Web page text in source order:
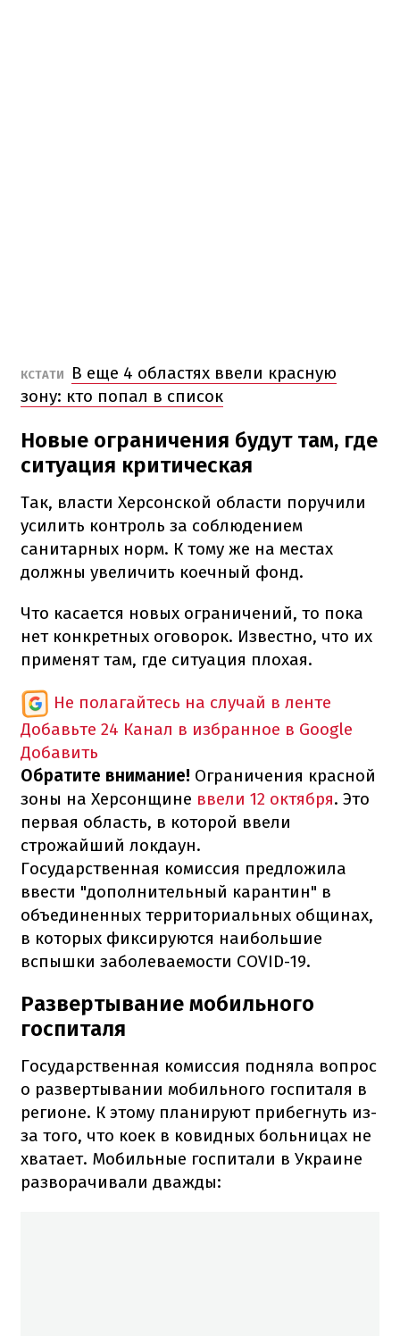
КСТАТИ
В еще 4 областях ввели красную
зону: кто попал в список
Новые ограничения будут там, где
ситуация критическая
Так, власти Херсонской области поручили
усилить контроль за соблюдением
санитарных норм. К тому же на местах
должны увеличить коечный фонд.
Что касается новых ограничений, то пока
нет конкретных оговорок. Известно, что их
применят там, где ситуация плохая.
Не полагайтесь на случай в ленте
Добавьте 24 Канал в избранное в Google
Добавить
Обратите внимание! Ограничения красной
зоны на Херсонщине ввели 12 октября. Это
первая область, в которой ввели
строжайший локдаун.
Государственная комиссия предложила
ввести "дополнительный карантин" в
объединенных территориальных общинах,
в которых фиксируются наибольшие
вспышки заболеваемости COVID-19.
Развертывание мобильного
госпиталя
Государственная комиссия подняла вопрос
о развертывании мобильного госпиталя в
регионе. К этому планируют прибегнуть из-
за того, что коек в ковидных больницах не
хватает. Мобильные госпитали в Украине
разворачивали дважды: